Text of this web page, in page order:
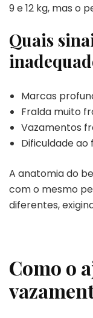
9 e 12 kg, mas o
Quais
Marcas
Fralda muito
Vazamentos
Dificuldade ao
A anatomia do
com o mesmo
diferentes,
Como o